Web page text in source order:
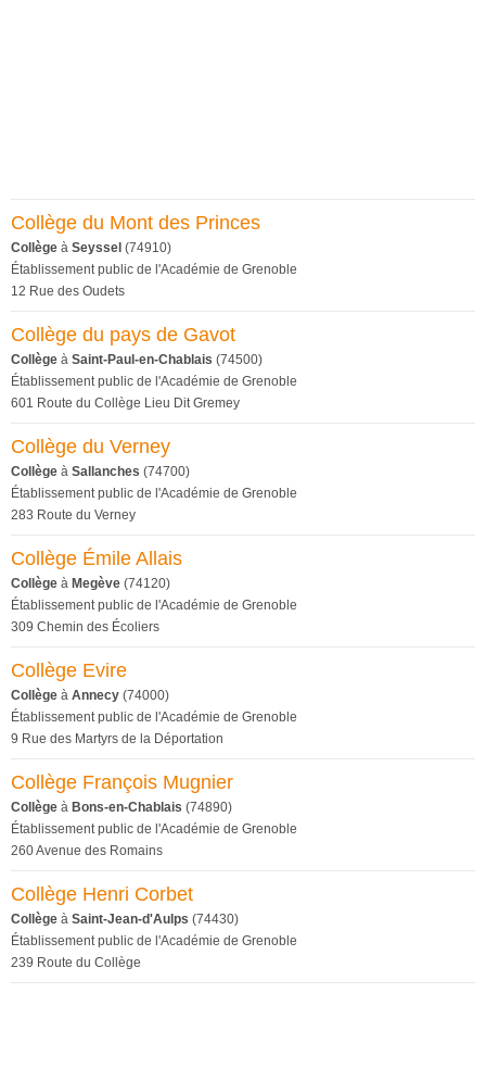
Collège du Mont des Princes
Collège à Seyssel (74910)
Établissement public de l'Académie de Grenoble
12 Rue des Oudets
Collège du pays de Gavot
Collège à Saint-Paul-en-Chablais (74500)
Établissement public de l'Académie de Grenoble
601 Route du Collège Lieu Dit Gremey
Collège du Verney
Collège à Sallanches (74700)
Établissement public de l'Académie de Grenoble
283 Route du Verney
Collège Émile Allais
Collège à Megève (74120)
Établissement public de l'Académie de Grenoble
309 Chemin des Écoliers
Collège Evire
Collège à Annecy (74000)
Établissement public de l'Académie de Grenoble
9 Rue des Martyrs de la Déportation
Collège François Mugnier
Collège à Bons-en-Chablais (74890)
Établissement public de l'Académie de Grenoble
260 Avenue des Romains
Collège Henri Corbet
Collège à Saint-Jean-d'Aulps (74430)
Établissement public de l'Académie de Grenoble
239 Route du Collège